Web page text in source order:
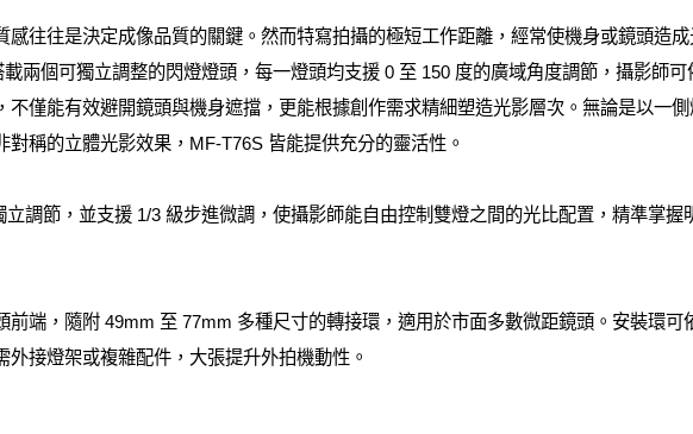
感往往是決定成像品質的關鍵。然而特寫拍攝的極短工作距離，經常使機身或鏡頭造
兩個可獨立調整的閃燈燈頭，每一燈頭均支援 0 至 150 度的廣域角度調節，攝影師
不僅能有效避開鏡頭與機身遮擋，更能根據創作需求精細塑造光影層次。無論是以一
稱的立體光影效果，MF-T76S 皆能提供充分的靈活性。
立調節，並支援 1/3 級步進微調，使攝影師能自由控制雙燈之間的光比配置，精準掌握
前端，隨附 49mm 至 77mm 多種尺寸的轉接環，適用於市面多數微距鏡頭。安裝環可
接燈架或複雜配件，大張提升外拍機動性。